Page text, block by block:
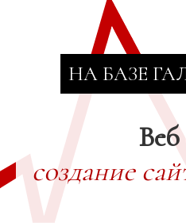
НА БАЗЕ
Веб
создание